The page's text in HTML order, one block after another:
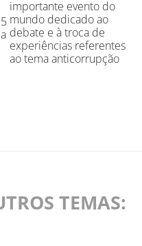
importante evento do
mundo dedicado ao
debate e à troca de
experiências referentes
ao tema anticorrupção
TEMAS: